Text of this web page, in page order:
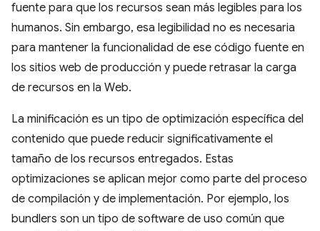
fuente para que los recursos sean más legibles para los
humanos. Sin embargo, esa legibilidad no es necesaria
para mantener la funcionalidad de ese código fuente en
los sitios web de producción y puede retrasar la carga
de recursos en la Web.
La minificación es un tipo de optimización específica del
contenido que puede reducir significativamente el
tamaño de los recursos entregados. Estas
optimizaciones se aplican mejor como parte del proceso
de compilación y de implementación. Por ejemplo, los
bundlers son un tipo de software de uso común que